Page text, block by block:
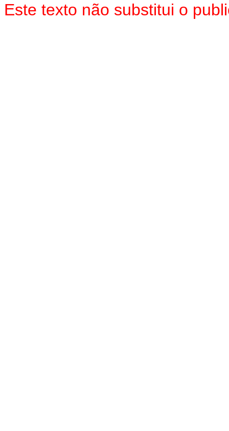
Este texto não substitui o